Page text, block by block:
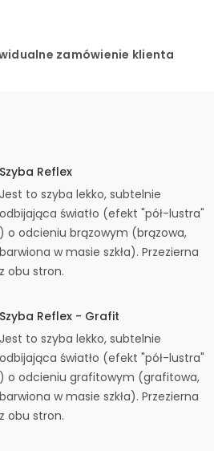
zamówienie klienta
Szyba Reflex
Jest to szyba lekko, subtelnie
odbijająca światło (efekt "pół-lustra"
) o odcieniu brązowym (brązowa,
barwiona w masie szkła). Przezierna
z obu stron.
Szyba Reflex - Grafit
Jest to szyba lekko, subtelnie
odbijająca światło (efekt "pół-lustra"
) o odcieniu grafitowym (grafitowa,
barwiona w masie szkła). Przezierna
z obu stron.